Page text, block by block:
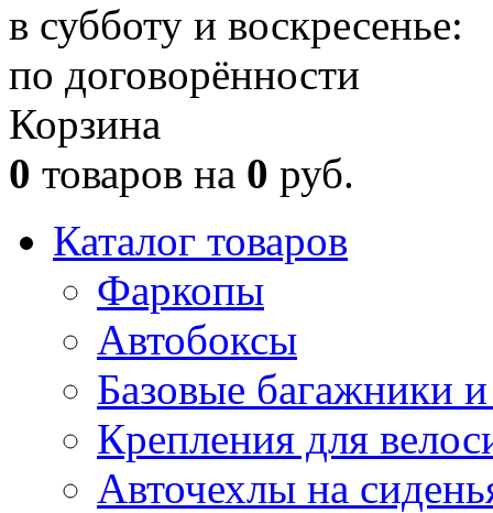
в субботу и воскресенье:
по договорённости
Корзина
0 товаров на 0 руб.
Каталог товаров
Фаркопы
Автобоксы
Базовые багажники
Крепления для
Авточехлы на